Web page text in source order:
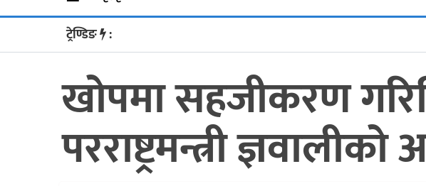
सौन्दर्य
अन्तर्वार्ता
ट्रेण्डिङ :
खोपमा सहजीकरण
परराष्ट्रमन्त्री